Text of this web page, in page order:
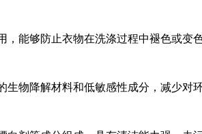
够防止衣物在洗涤过程中褪色或变
降解材料和低敏感性成分，减少对环